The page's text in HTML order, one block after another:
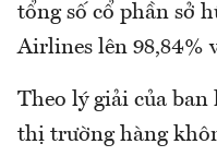
tổng số cổ phần sở
Airlines lên 98,84%
Theo lý giải của
thị trường hàng